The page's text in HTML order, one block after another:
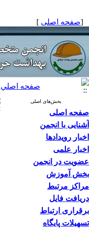
[صفحه اصلی ]
صفحه اصلي
بخش‌های اصلی
صفحه اصلی
آشنایی با انجمن
اخبار رویدادها
اخبار علمی
عضویت در انجمن
بخش آموزش
مراکز مرتبط
دریافت فایل
برقراری ارتباط
تسهیلات پایگاه